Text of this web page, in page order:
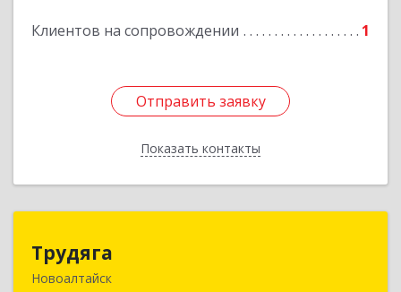
Клиентов на сопровождении 1
Отправить заявку
Показать контакты
Отправить заявку
Назад
Трудяга
Новоалтайск658080, Алтайский край, Новоалтайск г,